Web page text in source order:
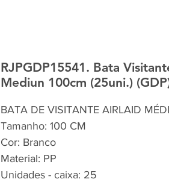
RJPGDP15541. Bata
Mediun 100cm (25uni.)
BATA DE VISITANTE AIRLAID
Tamanho: 100 CM
Cor: Branco
Material: PP
Unidades - caixa: 25